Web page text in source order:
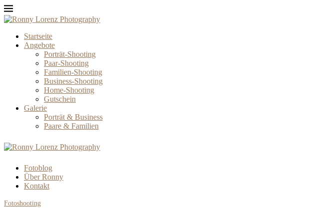
Startseite
Angebote
Porträt-Shooting
Paar-Shooting
Familien-Shooting
Business-Shooting
Home-Shooting
Gutschein
Galerie
Porträt & Business
Paare & Familien
Fotoblog
Über Ronny
Kontakt
Fotoshooting